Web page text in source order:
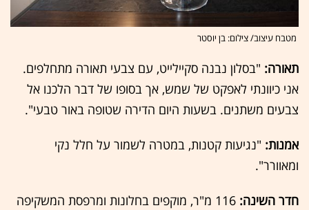
מטבח עיצוב/ צילום: בן יוסטר
תאורה: "בסלון נבנה סקיילייט, עם צבעי תאורה מתחלפים.
אני כיוונתי לאפקט של שמש, אך בסופו של דבר הלכנו אל
צבעים משתנים. בשעות היום הדירה שטופה באור טבעי".
אמנות: "נגיעות קטנות, במטרה לשמור על חלל נקי
ומאוורר".
חדר השינה:
116 מ"ר, מוקפים בחלונות ומרפסת המשקיפה